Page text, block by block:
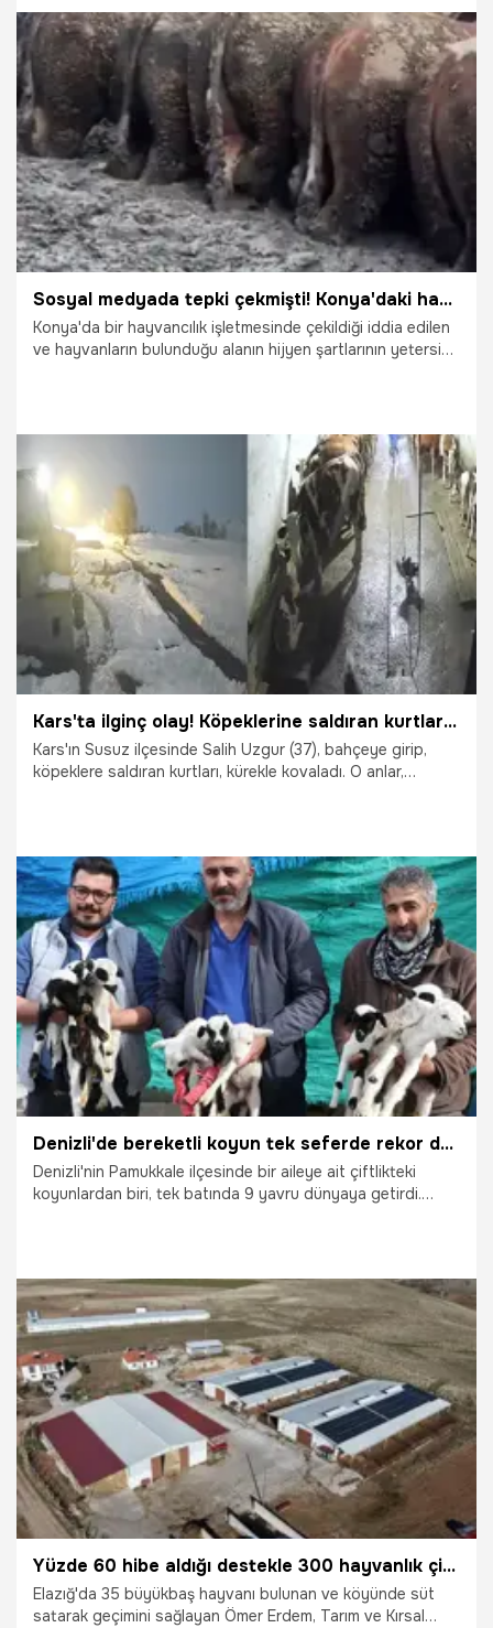
17.03.2026 Gündem
Sosyal medyada tepki çekmişti! Konya'daki hayvancılık işletmesine inceleme
Konya'da bir hayvancılık işletmesinde çekildiği iddia edilen
ve hayvanların bulunduğu alanın hijyen şartlarının yetersiz
12.03.2026
Kars'ta ilginç olay! Köpeklerine saldıran kurtları kürekle kovaladı
Kars'ın Susuz ilçesinde Salih Uzgur (37), bahçeye girip,
köpeklere saldıran kurtları, kürekle kovaladı. O anlar,
5.03.2026 Gündem
Denizli'de bereketli koyun tek seferde rekor doğum yaptı! Kuzuları gören köylüler şaşkın
Denizli'nin Pamukkale ilçesinde bir aileye ait çiftlikteki
koyunlardan biri, tek batında 9 yavru dünyaya getirdi.
bir olay olduğunu söyledi.
19.02.2026 Denizli
Yüzde 60 hibe aldığı destekle 300 hayvanlık çiftlik kurdu! Şimdi ülke ekonomisine katkı sağlıyor
Elazığ'da 35 büyükbaş hayvanı bulunan ve köyünde süt
satarak geçimini sağlayan Ömer Erdem, Tarım ve Kırsal